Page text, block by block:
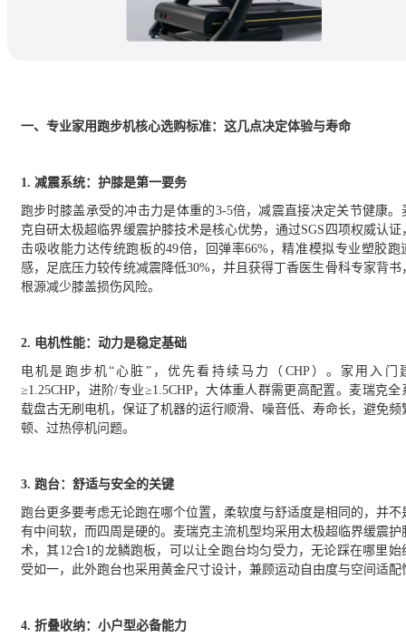
一、 专业家用跑步机核心选购标准：这几点决定体验与寿命
1. 减震系统：护膝是第一要务
跑步时膝盖承受的冲击力是体重的3-5倍，减震直接决定关节健康。
克自研太极超临界缓震护膝技术是核心优势，通过SGS四项权威认证
击吸收能力达传统跑板的49倍，回弹率66%，精准模拟专业塑胶跑
感，足底压力较传统减震降低30%， 并且获得丁香医生骨科专家背书
根源减少膝盖损伤风险。
2. 电机性能：动力是稳定基础
电机是跑步机“心脏”，优先看持续马力（CHP）。家用入门
≥1.25CHP，进阶/专业≥1.5CHP，大体重人群需更高配置。麦瑞克全
载盘古无刷电机， 保证了机器的运行顺滑、噪音低、寿命长，避免频
顿、过热停机问题。
3. 跑台：舒适与安全的关键
跑台更多要考虑无论跑在哪个位置，柔软度与舒适度是相同的，并不
有中间软，而四周是硬的。 麦瑞克主流机型均采用太极超临界缓震护
术，其12合1的龙鳞跑板，可以让全跑台均匀受力，无论踩在哪里始
受如一，此外跑台也采用黄金尺寸设计，兼顾运动自由度与空间适配
4. 折叠收纳：小户型必备能力